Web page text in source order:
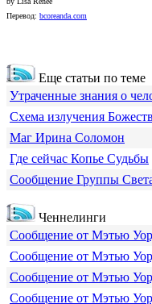
Перевод: bcoreanda.com
Еще статьи по теме
Утраченные знания о
Схема излучения
Маг Ирина Соломон
Где сейчас Копье Судьбы
Сообщение Группы
Ченнелинги
Сообщение от Мэтью
Сообщение от Мэтью
Сообщение от Мэтью
Сообщение от Мэтью